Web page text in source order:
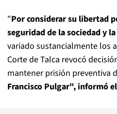
"Por considerar su libertad
seguridad de la sociedad y
variado sustancialmente los
Corte de Talca revocó
mantener prisión preventiva
Francisco Pulgar", informó